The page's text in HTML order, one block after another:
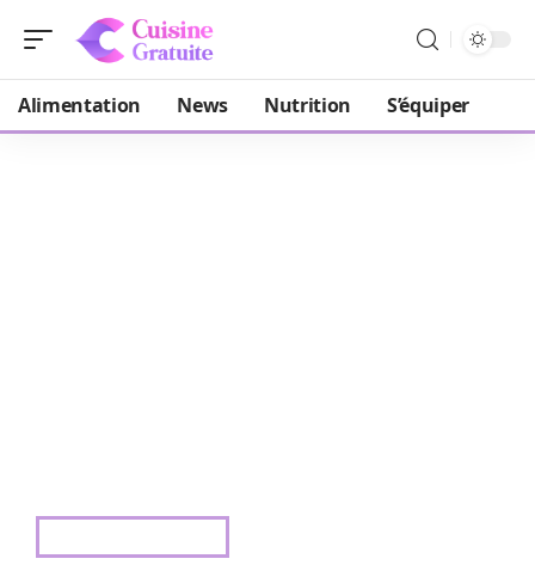
Alimentation News Nutrition S’équiper